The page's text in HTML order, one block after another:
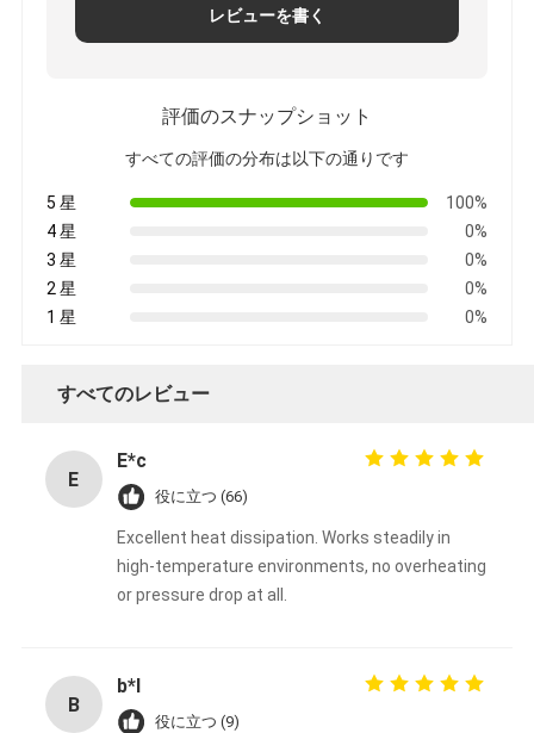
レビューを書く
評価のスナップショット
すべての評価の分布は以下の通りです
5 星
100%
4 星
0%
3 星
0%
2 星
0%
1 星
0%
すべてのレビュー
E
E*c
役に立つ (66)
Excellent heat dissipation. Works steadily in
high-temperature environments, no overheating
or pressure drop at all.
B
b*l
役に立つ (9)